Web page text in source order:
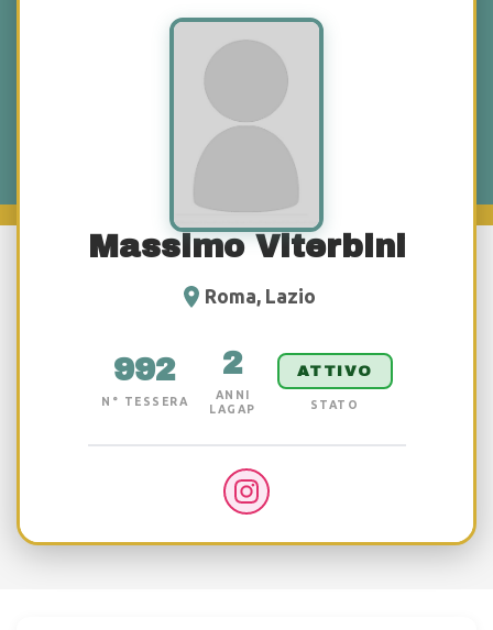
Massimo Viterbini
Roma, Lazio
992
N° TESSERA
2
ANNI
LAGAP
ATTIVO
STATO